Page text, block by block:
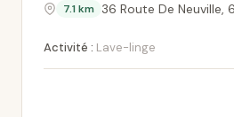
7.1 km 36 Route De Neuville,
Activité : Lave-linge